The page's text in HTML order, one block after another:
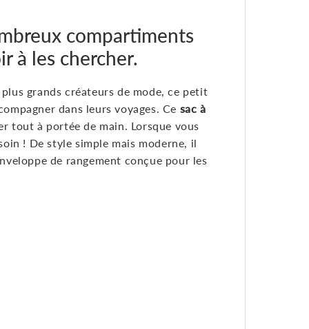
compartiments
à les chercher.
grands créateurs de mode, ce petit
dans leurs voyages. Ce sac à
tout à portée de main. Lorsque vous
! De style simple mais moderne, il
de rangement conçue pour les